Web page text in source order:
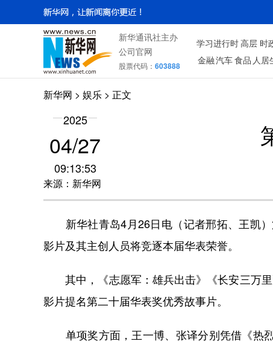
新华通讯社主办
公司官网
股票代码： 603888
学习进行时 高层 时
金融 汽车 食品 人居
新华网 > 娱乐 > 正文
2025
04/27
09:13:53
来源：新华网
新华社青岛4月26日电（记者邢拓、王凯）
影片及其主创人员将竞逐本届华表荣誉。
其中，《志愿军：雄兵出击》《长安三万里
影片提名第二十届华表奖优秀故事片。
单项奖方面，王一博、张译分别凭借《热烈